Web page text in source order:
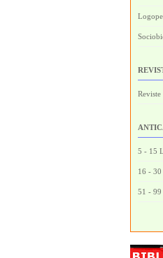
Reviste
5 - 15
16 -
51 -